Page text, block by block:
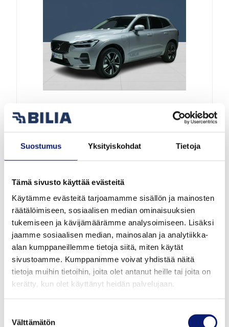
Suostumus Yksityiskohdat Tietoja
Tämä sivusto käyttää evästeitä
Käytämme evästeitä tarjoamamme sisällön ja mainosten
räätälöimiseen, sosiaalisen median ominaisuuksien
tukemiseen ja kävijämäärämme analysoimiseen. Lisäksi
jaamme sosiaalisen median, mainosalan ja analytiikka-
alan kumppaneillemme tietoja siitä, miten käytät
sivustoamme. Kumppanimme voivat yhdistää näitä
tietoja muihin tietoihin, joita olet antanut heille tai joita on
kerätty, kun olet käyttänyt heidän palvelujaan.
valinta
Välttämätön
2026 11 000 km Vantaa
58 800 € alk. 654 €/kk